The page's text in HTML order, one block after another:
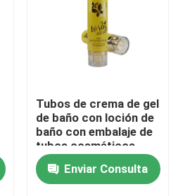
Tubos de crema de gel
de baño con loción de
baño con embalaje de
tubos cosméticos
ecológicos
personalizados con
tapa de tapa
Enviar Consulta